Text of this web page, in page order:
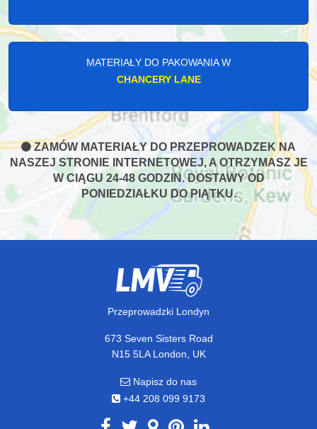
MATERIAŁY DO PAKOWANIA W
CHANCERY LANE
ZAMÓW MATERIAŁY DO PRZEPROWADZEK NA
NASZEJ STRONIE INTERNETOWEJ, A OTRZYMASZ JE
W CIĄGU 24-48 GODZIN. DOSTAWY OD
PONIEDZIAŁKU DO PIĄTKU.
Przeprowadzki Londyn
673 Seven Sisters Road
N15 5LA London, UK
Napisz do nas
+44 208 099 9173